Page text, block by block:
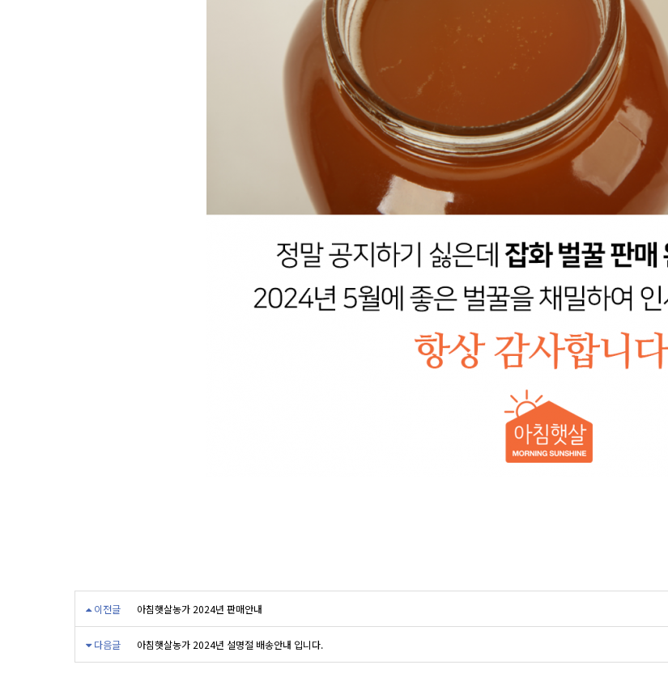
이전글 아침햇살농가 2024년 판매안내
다음글 아침햇살농가 2024년 설명절 배송안내 입니다.